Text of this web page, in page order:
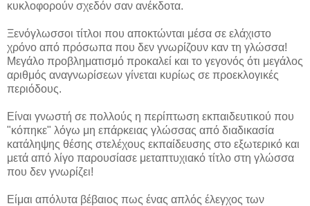
κυκλοφορούν σχεδόν σαν ανέκδοτα.
Ξενόγλωσσοι τίτλοι που αποκτώνται μέσα σε ελάχιστο
χρόνο από πρόσωπα που δεν γνωρίζουν καν τη γλώσσα!
Μεγάλο προβληματισμό προκαλεί και το γεγονός ότι μεγάλος
αριθμός αναγνωρίσεων γίνεται κυρίως σε προεκλογικές
περιόδους.
Είναι γνωστή σε πολλούς η περίπτωση εκπαιδευτικού που
"κόπηκε" λόγω μη επάρκειας γλώσσας από διαδικασία
κατάληψης θέσης στελέχους εκπαίδευσης στο εξωτερικό και
μετά από λίγο παρουσίασε μεταπτυχιακό τίτλο στη γλώσσα
που δεν γνωρίζει!
Είμαι απόλυτα βέβαιος πως ένας απλός έλεγχος των